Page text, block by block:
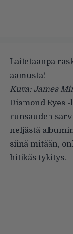
Laitetaanpa
aamusta!
Kuva: James
Diamond Eyes -
runsauden
neljästä
siinä mitään,
hitikäs tykitys.